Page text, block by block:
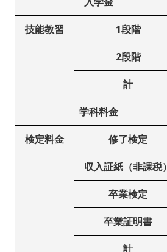
技能教習 1段階
2段階
計
学科料金
検定料金 修了検定
収入証紙（非課税）
卒業検定
卒業証明書
計